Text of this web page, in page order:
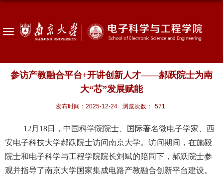
参访产教融合平台+开讲创新人才——郝跃院士为南
大“芯”发展赋能
发布时间：2025-12-24 浏览次数： 571
12 月 18日，中国科学院院士、国际著名微电子学家、西
安电子科技大学郝跃院士访问南京大学。访问期间，在施毅
院士和电子科学与工程学院院长刘斌的陪同下，郝跃院士参
观并指导了南京大学国家集成电路产教融合创新平台建设。